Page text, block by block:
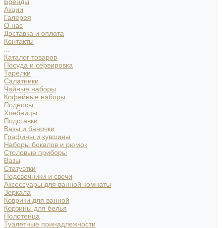
Акции
Галерея
О нас
Доставка и оплата
Контакты
Каталог товаров
Посуда и сервировка
Тарелки
Салатники
Чайные наборы
Кофейные наборы
Подносы
Хлебницы
Подставки
Вазы и баночки
Графины и кувшины
Наборы бокалов и рюмок
Столовые приборы
Вазы
Статуэтки
Подсвечники и свечи
Аксессуары для ванной комнаты
Зеркала
Коврики для ванной
Корзины для белья
Полотенца
Туалетные принадлежности